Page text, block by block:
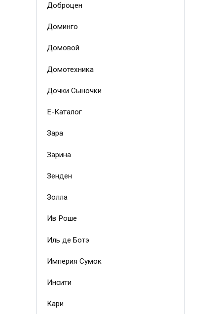
Доброцен
Доминго
Домовой
Домотехника
Дочки Сыночки
Е-Каталог
Зара
Зарина
Зенден
Золла
Ив Роше
Иль де Ботэ
Империя Сумок
Инсити
Кари